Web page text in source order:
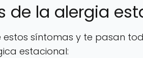
de la alergia
estos síntomas y te pasan
estacional: